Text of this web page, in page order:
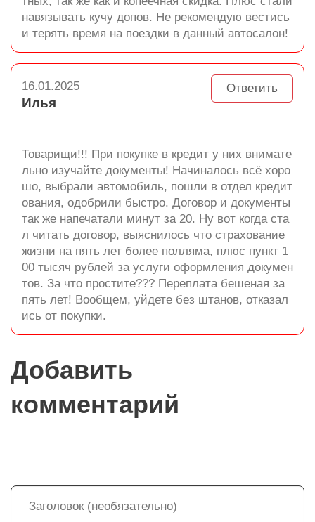
навязывать кучу допов. Не рекомендую вестись
и терять время на поездки в данный автосалон!
Ответить
16.01.2025
Илья
Товарищи!!! При покупке в кредит у них внимате
льно изучайте документы! Начиналось всё хоро
шо, выбрали автомобиль, пошли в отдел кредит
ования, одобрили быстро. Договор и документы
так же напечатали минут за 20. Ну вот когда ста
л читать договор, выяснилось что страхование
жизни на пять лет более полляма, плюс пункт 1
00 тысяч рублей за услуги оформления докумен
тов. За что простите??? Переплата бешеная за
пять лет! Вообщем, уйдете без штанов, отказал
ись от покупки.
Добавить
комментарий